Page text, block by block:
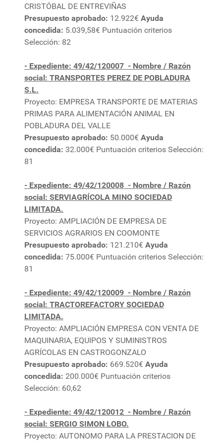
CRISTÓBAL DE ENTREVIÑAS
Presupuesto aprobado: 12.922€ Ayuda
concedida: 5.039,58€ Puntuación criterios
Selección: 82
- Expediente: 49/42/120007 - Nombre / Razón
social: TRANSPORTES PEREZ DE POBLADURA
S.L.
Proyecto: EMPRESA TRANSPORTE DE MATERIAS
PRIMAS PARA ALIMENTACIÓN ANIMAL EN
POBLADURA DEL VALLE
Presupuesto aprobado: 50.000€ Ayuda
concedida: 32.000€ Puntuación criterios Selección:
81
- Expediente: 49/42/120008 - Nombre / Razón
social: SERVIAGRÍCOLA MINO SOCIEDAD
LIMITADA.
Proyecto: AMPLIACIÓN DE EMPRESA DE
SERVICIOS AGRARIOS EN COOMONTE
Presupuesto aprobado: 121.210€ Ayuda
concedida: 75.000€ Puntuación criterios Selección:
81
- Expediente: 49/42/120009 - Nombre / Razón
social: TRACTOREFACTORY SOCIEDAD
LIMITADA.
Proyecto: AMPLIACIÓN EMPRESA CON VENTA DE
MAQUINARIA, EQUIPOS Y SUMINISTROS
AGRÍCOLAS EN CASTROGONZALO
Presupuesto aprobado: 669.520€ Ayuda
concedida: 200.000€ Puntuación criterios
Selección: 60,62
- Expediente: 49/42/120012 - Nombre / Razón
social: SERGIO SIMON LOBO.
Proyecto: AUTONOMO PARA LA PRESTACION DE